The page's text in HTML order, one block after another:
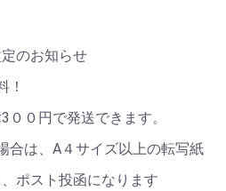
のお知らせ
！
０円で発送できます。
合は、A４サイズ以上の転写紙
ポスト投函になります